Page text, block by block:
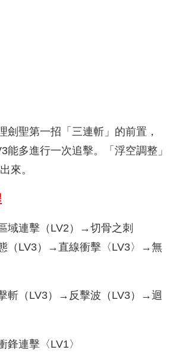
劍聖第一招「三連斬」的前置，
能多進行一次追擊。「浮空調整」
來。
域連擊（LV2）→切骨之刺
（LV3）→直線衝擊〈LV3〉→無
斬（LV3）→反擊波（LV3）→迴
連擊〈LV1〉